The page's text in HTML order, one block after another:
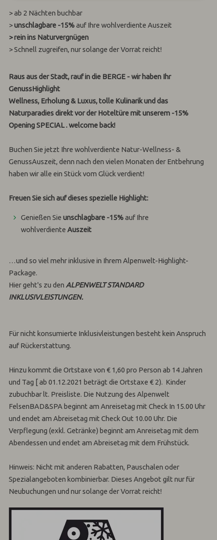
> ab 2 Nächten buchbar
>unschlagbare -15%auf Ihre wohlverdiente Auszeit
> rein ins Naturvergnügen
> Schnell zugreifen, nur solange der Vorrat reicht!
Raus aus der Stadt, rauf in die BERGE - wir haben Ihr
GenussHighlight
Wellness, Erholung & Luxus, tolle Kulinarik und das
Naturparadies direkt vor der Hoteltüre mit unserem -15%
Opening SPECIAL . welcome back!
Buchen Sie jetzt Ihre wohlverdiente Natur-Wellness- &
GenussAuszeit, denn nach den vielen Monaten der Entbehrung
haben wir alle ein Stück vom Glück verdient!
Freuen Sie sich auf dieses spezielle Highlight:
Genießen Sieunschlagbare -15%auf Ihre
wohlverdienteAuszeit
…und so viel mehr inklusive in Ihrem Alpenwelt-Highlight-
Package.
Hier geht's zu denALPENWELT STANDARD
INKLUSIVLEISTUNGEN.
Für nicht konsumierte Inklusivleistungen besteht kein Anspruch
auf Rückerstattung.
Hinzu kommt die Ortstaxe von € 1,60 pro Person ab 14 Jahren
und Tag [ ab 01.12.2021 beträgt die Ortstaxe € 2). Kinder
zubuchbar lt. Preisliste. Die Nutzung des Alpenwelt
FelsenBAD&SPA beginnt am Anreisetag mit Check In 15.00 Uhr
und endet am Abreisetag mit Check Out 10.00 Uhr. Die
Verpflegung (exkl. Getränke) beginnt am Anreisetag mit dem
Abendessen und endet am Abreisetag mit dem Frühstück.
Hinweis: Nicht mit anderen Rabatten, Pauschalen oder
Spezialangeboten kombinierbar. Dieses Angebot gilt nur für
Neubuchungen und nur solange der Vorrat reicht!